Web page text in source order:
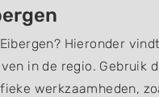
Hieronder
in de regio. Gebruik
werkzaamheden,